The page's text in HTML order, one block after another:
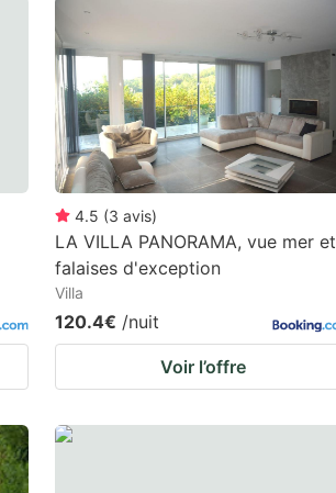
mark
key
to
get
the
keyboard
shortcuts
for
changing
dates.
4.5 (3 avis)
LA VILLA PANORAMA, vue mer et
falaises d'exception
Villa
120.4€ /nuit
Voir l’offre